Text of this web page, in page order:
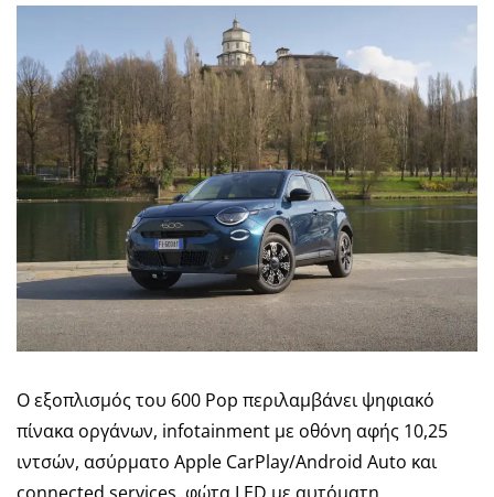
Ο εξοπλισμός του 600 Pop περιλαμβάνει ψηφιακό
πίνακα οργάνων, infotainment με οθόνη αφής 10,25
ιντσών, ασύρματο Apple CarPlay/Android Auto και